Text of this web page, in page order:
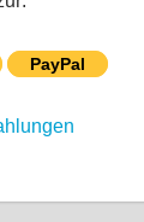
PayPal